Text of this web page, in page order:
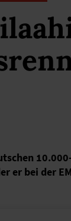
er bei der